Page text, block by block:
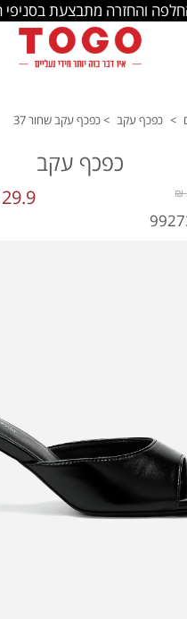
והחזרה מתבצעת
> כפכף עקב >כפכף עקב שחור 37
כפכף עקב
₪